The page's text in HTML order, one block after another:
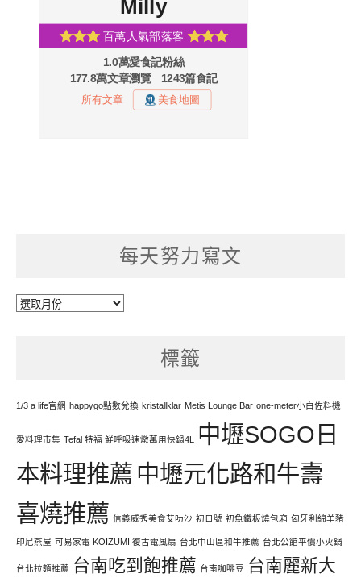
每天努力寫文
每
標籤
1/3 a life官網 happygo點數兌換 kristallklar Metis Lounge Bar one-meter小白佐料機
愛料理市集 Tefal 特福 鮮呼吸速燉萬用快鍋4L
中壢SOGO日
本料理推薦 中壢元化路和牛壽
喜燒推薦 信義威秀美食艾叻沙 初日號 初魚鐵板燒包廂 匈牙利綿羊豬
印尼燕屋 可易家電 KOIZUMI 復古電風扇 台北中山區和牛推薦 台北公館平價小火鍋
台北拉麵推薦 台南吃到飽推薦 台南咖啡豆 台南麗新大